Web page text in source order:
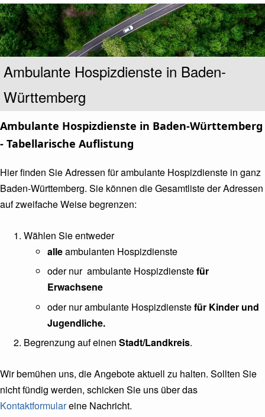
Kopfbild
Untertitel
Ambulante Hospizdienste in Baden-
Württemberg
Ambulante Hospizdienste in Baden-Württemberg
- Tabellarische Auflistung
Hier finden Sie Adressen für ambulante Hospizdienste in ganz
Baden-Württemberg. Sie können die Gesamtliste der Adressen
auf zweifache Weise begrenzen:
Wählen Sie entweder
alleambulanten Hospizdienste
oder nur ambulante Hospizdienstefür
Erwachsene
oder nur ambulante Hospizdienstefür Kinder und
Jugendliche.
Begrenzung auf einen Stadt/Landkreis.
Wir bemühen uns, die Angebote aktuell zu halten. Sollten Sie
nicht fündig werden, schicken Sie uns über das
Kontaktformulareine Nachricht.